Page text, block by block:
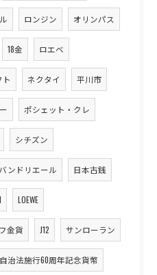
ロンジン オリンパス
18金 ロエベ
ト ネクタイ 平川市
ポシェット・クレ
シチズン
ンドリエール 日本古銭
LOEWE
金貨 J12 サンローラン
治法施行60周年記念貨幣